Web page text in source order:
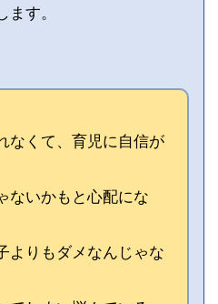
す。
なくて、育児に自信が
ないかもと心配にな
よりもダメなんじゃな